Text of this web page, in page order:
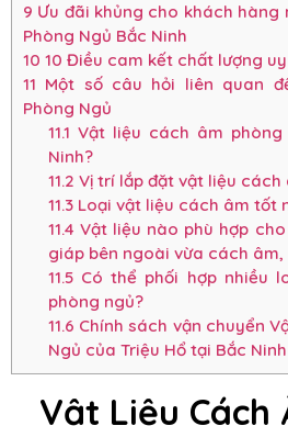
9 Ưu đãi khủng cho khách hàng
Phòng Ngủ Bắc Ninh
10 10 Điều cam kết chất lượng
11 Một số câu hỏi liên quan
Phòng Ngủ
11.1 Vật liệu cách âm
Ninh?
11.2 Vị trí lắp đặt vật liệu cách
11.3Loại vật liệu cách âm tốt
11.4 Vật liệu nào phù hợp
giáp bên ngoài vừa cách
11.5Có thể phối hợp nhiều
phòng ngủ?
11.6 Chính sách vận chuyển
Ngủ của Triệu Hổ tại Bắc Ninh
Vật Liệu Cách